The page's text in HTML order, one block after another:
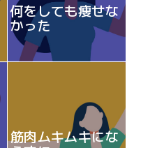
何をしても痩せな
かった
筋肉ムキムキにな